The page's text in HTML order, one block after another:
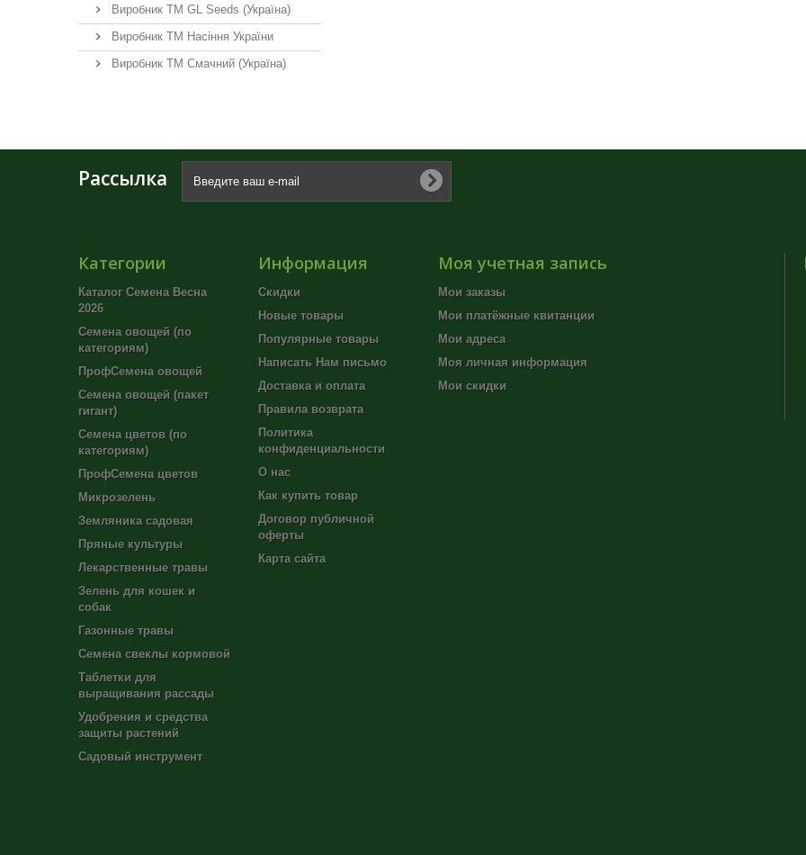
Виробник ТМ GL Seeds (Україна)
Виробник ТМ Насіння України
Виробник ТМ Смачний (Україна)
Рассылка
Категории
Каталог Семена Весна
2026
Семена овощей (по
категориям)
ПрофСемена овощей
Семена овощей (пакет
гигант)
Семена цветов (по
категориям)
ПрофСемена цветов
Микрозелень
Земляника садовая
Пряные культуры
Лекарственные травы
Зелень для кошек и
собак
Газонные травы
Семена свеклы кормовой
Таблетки для
выращивания рассады
Удобрения и средства
защиты растений
Садовый инструмент
Информация
Скидки
Новые товары
Популярные товары
Написать Нам письмо
Доставка и оплата
Правила возврата
Политика
конфиденциальности
О нас
Как купить товар
Договор публичной
оферты
Карта сайта
Моя учетная запись
Мои заказы
Мои платёжные квитанции
Мои адреса
Моя личная информация
Мои скидки